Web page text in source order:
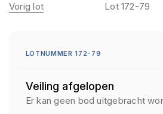
Vorig lot Lot 172-79
LOTNUMMER 172-79
Veiling afgelopen
Er kan geen bod uitgebracht